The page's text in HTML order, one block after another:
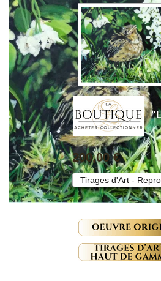
200,00 €
Tirages d'Art -